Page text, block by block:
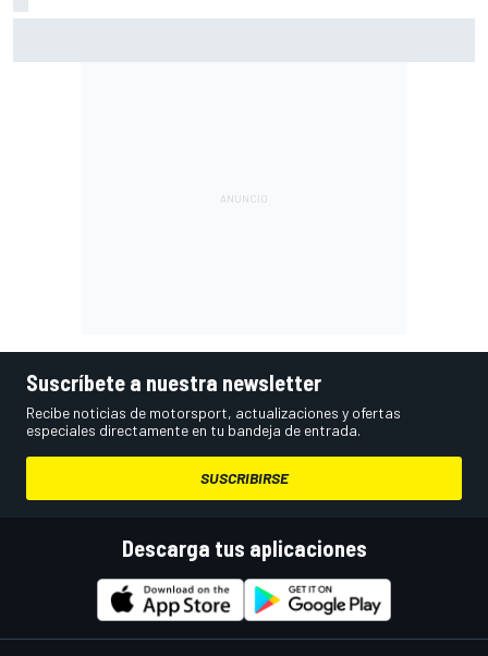
Suscríbete a nuestra newsletter
Recibe noticias de motorsport, actualizaciones y ofertas
especiales directamente en tu bandeja de entrada.
SUSCRIBIRSE
Descarga tus aplicaciones